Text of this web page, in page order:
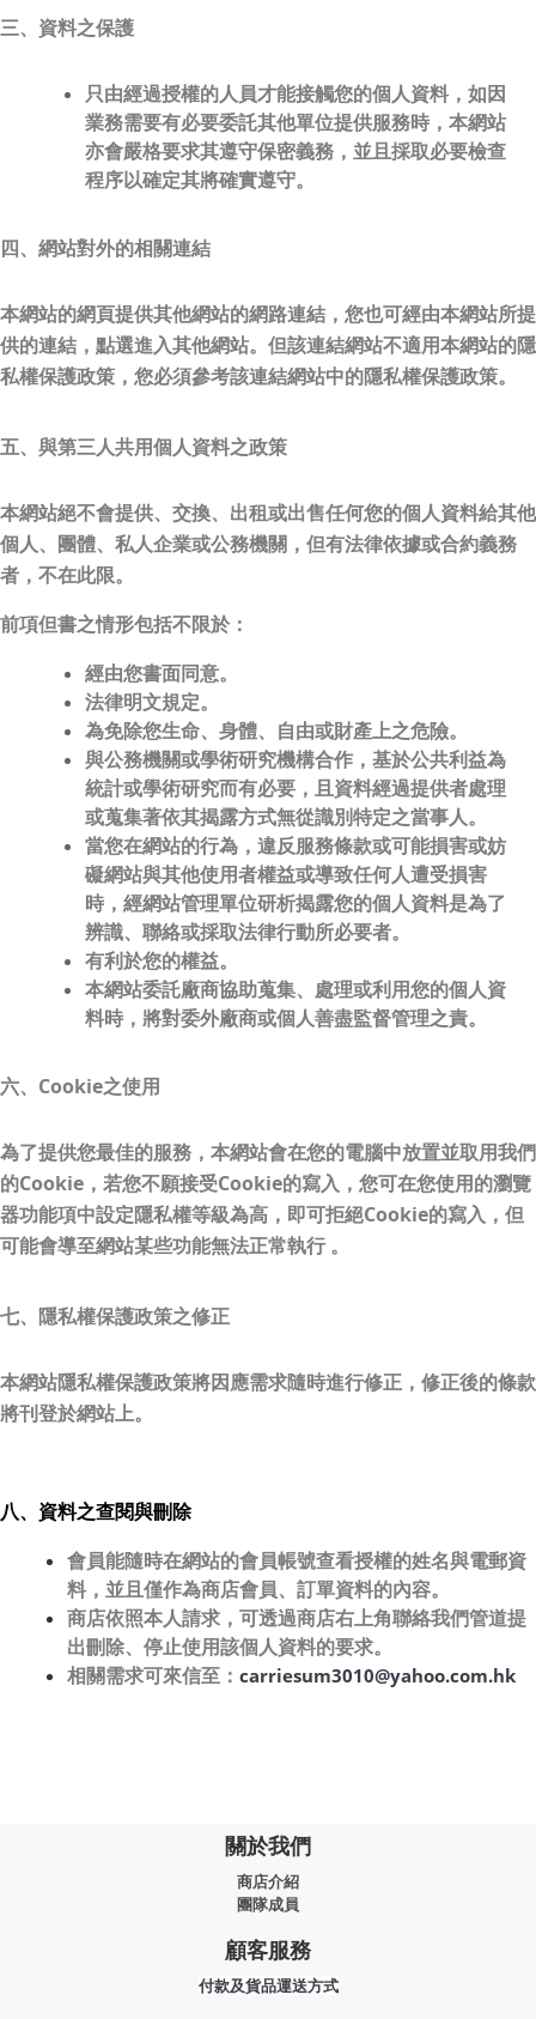
三、資料之保護
只由經過授權的人員才能接觸您的個人資料，如因
業務需要有必要委託其他單位提供服務時，本網站
亦會嚴格要求其遵守保密義務，並且採取必要檢查
程序以確定其將確實遵守。
四、網站對外的相關連結
本網站的網頁提供其他網站的網路連結，您也可經由本網站所提
供的連結，點選進入其他網站。但該連結網站不適用本網站的隱
私權保護政策，您必須參考該連結網站中的隱私權保護政策。
五、與第三人共用個人資料之政策
本網站絕不會提供、交換、出租或出售任何您的個人資料給其他
個人、團體、私人企業或公務機關，但有法律依據或合約義務
者，不在此限。
前項但書之情形包括不限於：
經由您書面同意。
法律明文規定。
為免除您生命、身體、自由或財產上之危險。
與公務機關或學術研究機構合作，基於公共利益為
統計或學術研究而有必要，且資料經過提供者處理
或蒐集著依其揭露方式無從識別特定之當事人。
當您在網站的行為，違反服務條款或可能損害或妨
礙網站與其他使用者權益或導致任何人遭受損害
時，經網站管理單位研析揭露您的個人資料是為了
辨識、聯絡或採取法律行動所必要者。
有利於您的權益。
本網站委託廠商協助蒐集、處理或利用您的個人資
料時，將對委外廠商或個人善盡監督管理之責。
六、Cookie之使用
為了提供您最佳的服務，本網站會在您的電腦中放置並取用我們
的Cookie，若您不願接受Cookie的寫入，您可在您使用的瀏覽
器功能項中設定隱私權等級為高，即可拒絕Cookie的寫入，但
可能會導至網站某些功能無法正常執行 。
七、隱私權保護政策之修正
本網站隱私權保護政策將因應需求隨時進行修正，修正後的條款
將刊登於網站上。
八、資料之查閱與刪除
會員能隨時在網站的會員帳號查看授權的姓名與電郵資
料，並且僅作為商店會員、訂單資料的內容。
商店依照本人請求，可透過商店右上角聯絡我們管道提
出刪除、停止使用該個人資料的要求。
相關需求可來信至： carriesum3010@yahoo.com.hk
關於我們
商店介紹
團隊成員
顧客服務
付款及貨品運送方式